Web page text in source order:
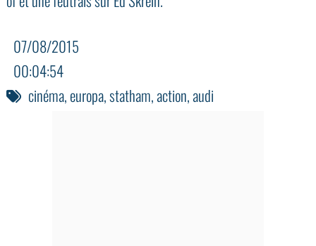
07/08/2015
00:04:54
cinéma,europa,statham,action,audi